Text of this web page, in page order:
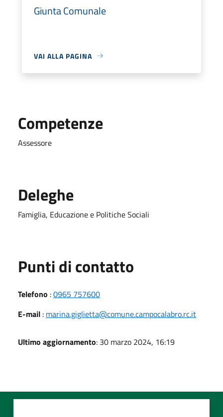
Giunta Comunale
VAI ALLA PAGINA
Competenze
Assessore
Deleghe
Famiglia, Educazione e Politiche Sociali
Punti di contatto
Telefono :0965 757600
E-mail : marina.giglietta@comune.campocalabro.rc.it
Ultimo aggiornamento: 30 marzo 2024, 16:19